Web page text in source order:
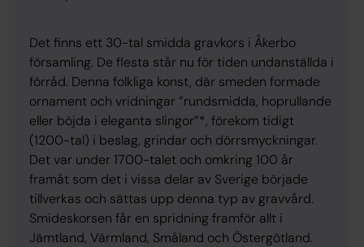
Det finns ett 30-tal smidda gravkors i Åkerbo
församling. De flesta står nu för tiden undanställda i
förråd. Denna folkliga konst, där smeden formade
ornament och vridningar ”rundsmidda, hoprullande
eller böjda i eleganta slingor”*, förekom tidigt
(1200-tal) i beslag, grindar och dörrsmyckningar.
Det var under 1700-talet och omkring 100 år
framåt som det i vissa delar av Sverige började
tillverkas och sättas upp denna typ av gravvård.
Smideskorsen får en spridning framför allt i
Jämtland, Värmland, Småland och Östergötland.